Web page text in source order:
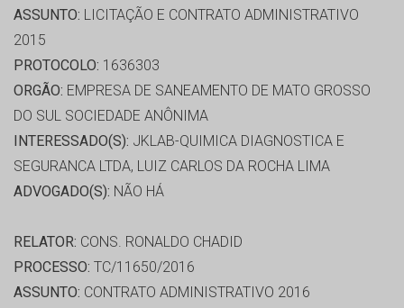
ASSUNTO: LICITAÇÃO E CONTRATO ADMINISTRATIVO
2015
PROTOCOLO: 1636303
ORGÃO: EMPRESA DE SANEAMENTO DE MATO GROSSO
DO SUL SOCIEDADE ANÔNIMA
INTERESSADO(S): JKLAB-QUIMICA DIAGNOSTICA E
SEGURANCA LTDA, LUIZ CARLOS DA ROCHA LIMA
ADVOGADO(S): NÃO HÁ
RELATOR: CONS. RONALDO CHADID
PROCESSO: TC/11650/2016
ASSUNTO: CONTRATO ADMINISTRATIVO 2016